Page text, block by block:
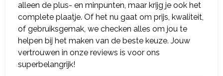
alleen de plus- en minpunten, maar krijg je ook het
complete plaatje. Of het nu gaat om prijs, kwaliteit,
of gebruiksgemak, we checken alles om jou te
helpen bij het maken van de beste keuze. Jouw
vertrouwen in onze reviews is voor ons
superbelangrijk!